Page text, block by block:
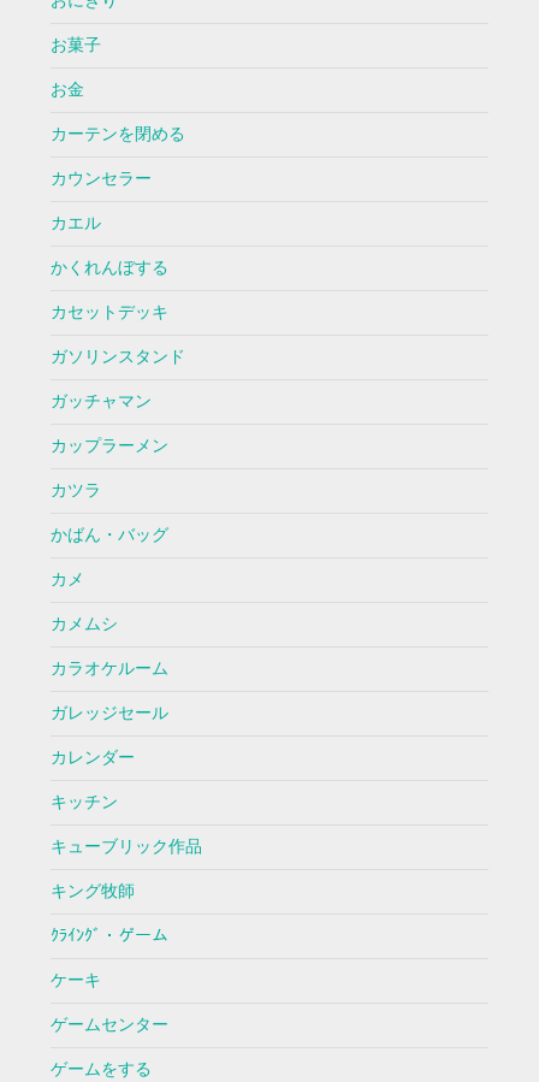
お菓子
お金
カーテンを閉める
カウンセラー
カエル
かくれんぼする
カセットデッキ
ガソリンスタンド
ガッチャマン
カップラーメン
カツラ
かばん・バッグ
カメ
カメムシ
カラオケルーム
ガレッジセール
カレンダー
キッチン
キューブリック作品
キング牧師
ｸﾗｲﾝｸﾞ・ゲーム
ケーキ
ゲームセンター
ゲームをする